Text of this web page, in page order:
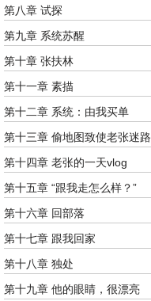
第八章 试探
第九章 系统苏醒
第十章 张扶林
第十一章 素描
第十二章 系统：由我买单
第十三章 偷地图致使老张迷路
第十四章 老张的一天vlog
第十五章 “跟我走怎么样？”
第十六章 回部落
第十七章 跟我回家
第十八章 独处
第十九章 他的眼睛，很漂亮